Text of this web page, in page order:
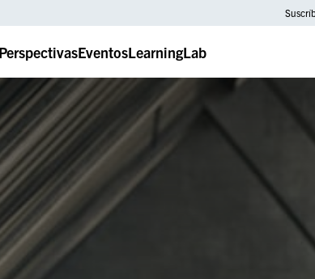
EventosLearningLab